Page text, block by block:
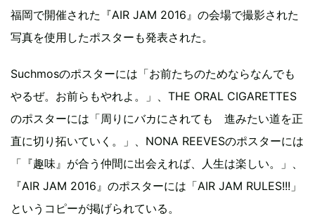
福岡で開催された『AIR JAM 2016』の会場で撮影された
写真を使用したポスターも発表された。
Suchmosのポスターには「お前たちのためならなんでも
やるぜ。お前らもやれよ。」、THE ORAL CIGARETTES
のポスターには「周りにバカにされても 進みたい道を正
直に切り拓いていく。」、NONA REEVESのポスターには
「『趣味』が合う仲間に出会えれば、人生は楽しい。」、
『AIR JAM 2016』のポスターには「AIR JAM RULES!!!」
というコピーが掲げられている。